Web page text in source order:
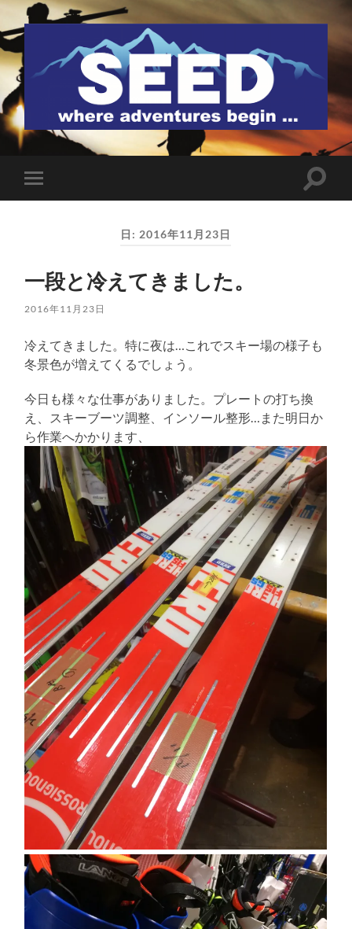
SEED
モ
バ
ー
を
切
り
え
る
検
日:2016年11月23日
一段と冷えてきました。
2016年11月23日
冷えてきました。特に夜は…これでスキー場の様子も
冬景色が増えてくるでしょう。
今日も様々な仕事がありました。プレートの打ち換
え、スキーブーツ調整、インソール整形…また明日か
ら作業へかかります、